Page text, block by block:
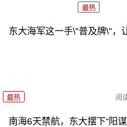
最热
东大海军这一手\"普及牌\"，
最热 阅
南海6天禁航，东大摆下“阳谋